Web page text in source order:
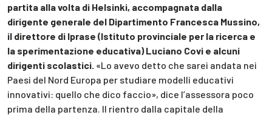
partita alla volta di Helsinki, accompagnata dalla
dirigente generale del Dipartimento Francesca Mussino,
il direttore di Iprase (Istituto provinciale per la ricerca e
la sperimentazione educativa) Luciano Covi e alcuni
dirigenti scolastici. «Lo avevo detto che sarei andata nei
Paesi del Nord Europa per studiare modelli educativi
innovativi: quello che dico faccio», dice l’assessora poco
prima della partenza. Il rientro dalla capitale della